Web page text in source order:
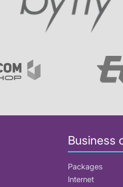
Business
Packages
Internet